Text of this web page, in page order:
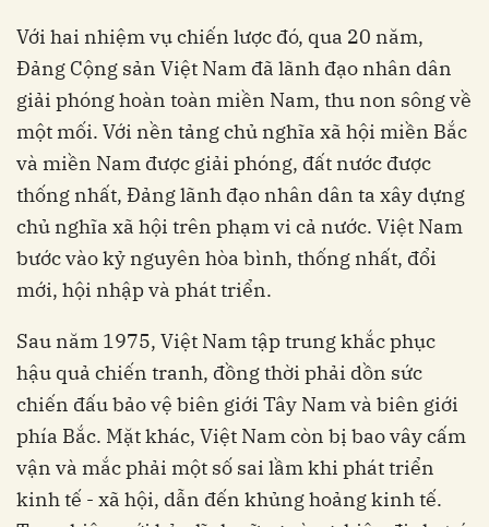
Với hai nhiệm vụ chiến lược đó, qua 20 năm,
Đảng Cộng sản Việt Nam đã lãnh đạo nhân dân
giải phóng hoàn toàn miền Nam, thu non sông về
một mối. Với nền tảng chủ nghĩa xã hội miền Bắc
và miền Nam được giải phóng, đất nước được
thống nhất, Đảng lãnh đạo nhân dân ta xây dựng
chủ nghĩa xã hội trên phạm vi cả nước. Việt Nam
bước vào kỷ nguyên hòa bình, thống nhất, đổi
mới, hội nhập và phát triển.
Sau năm 1975, Việt Nam tập trung khắc phục
hậu quả chiến tranh, đồng thời phải dồn sức
chiến đấu bảo vệ biên giới Tây Nam và biên giới
phía Bắc. Mặt khác, Việt Nam còn bị bao vây cấm
vận và mắc phải một số sai lầm khi phát triển
kinh tế - xã hội, dẫn đến khủng hoảng kinh tế.